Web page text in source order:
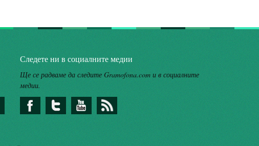
Следете ни в социалните медии
Ще се радваме да следите Gramofona.com и в социалните
медии.